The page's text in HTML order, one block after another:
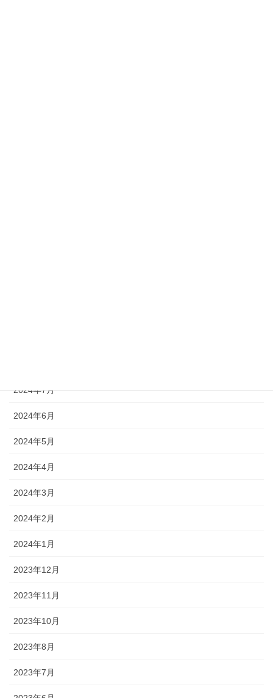
2024年7月
2024年6月
2024年5月
2024年4月
2024年3月
2024年2月
2024年1月
2023年12月
2023年11月
2023年10月
2023年8月
2023年7月